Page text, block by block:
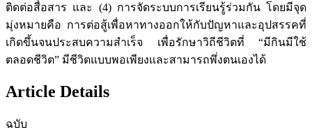
ติดต่อสื่อสาร และ (4) การจัดระบบการเรียนรู้ร่วมกัน โดยมีจุด
มุ่งหมายคือ การต่อสู้เพื่อหาทางออกให้กับปัญหาและอุปสรรคที่
เกิดขึ้นจนประสบความสำเร็จ เพื่อรักษาวิถีชีวิตที่ “มีกินมีใช้
ตลอดชีวิต” มีชีวิตแบบพอเพียงและสามารถพึ่งตนเองได้
Article Details
ฉบับ